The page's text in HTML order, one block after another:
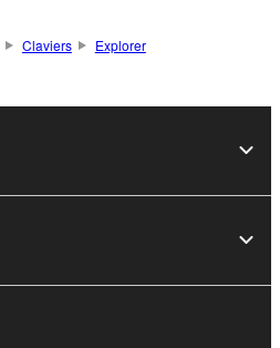
Claviers
Explorer